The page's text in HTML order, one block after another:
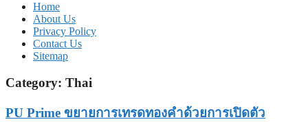
Home
About Us
Privacy Policy
Contact Us
Sitemap
Category: Thai
PU Prime ขยายการเทรดทองคำด้วยการเปิดตัว